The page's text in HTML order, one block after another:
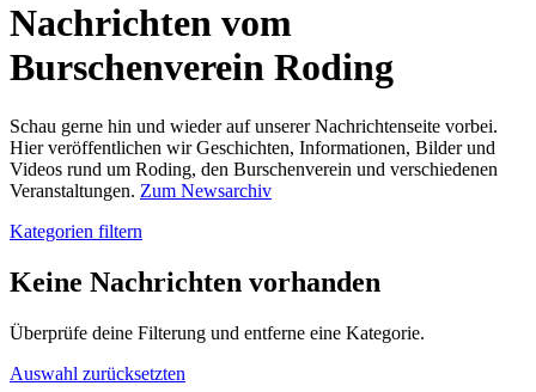
Nachrichten vom
Burschenverein Roding
Schau gerne hin und wieder auf unserer Nachrichtenseite vorbei.
Hier veröffentlichen wir Geschichten, Informationen, Bilder und
Videos rund um Roding, den Burschenverein und verschiedenen
Veranstaltungen. Zum Newsarchiv
Kategorien filtern
Keine Nachrichten vorhanden
Überprüfe deine Filterung und entferne eine Kategorie.
Auswahl zurücksetzten